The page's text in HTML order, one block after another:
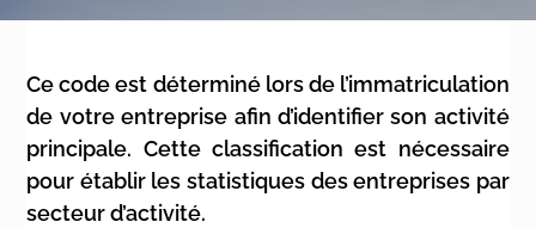
Ce code est déterminé lors de l’immatriculation
de votre entreprise afin d’identifier son activité
principale. Cette classification est nécessaire
pour établir les statistiques des entreprises par
secteur d’activité.